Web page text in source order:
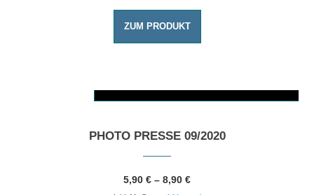
ZUM PRODUKT
Dieses Produkt weist mehrere Varianten auf. Die Optionen können auf der Produktseite gewählt werden
PHOTO PRESSE 09/2020
5,90 € – 8,90 €